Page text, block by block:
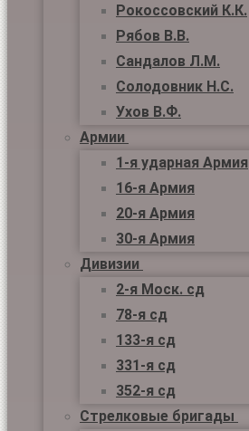
Рокоссовский К.К.
Рябов В.В.
Сандалов Л.М.
Солодовник Н.С.
Ухов В.Ф.
Армии
1-я ударная Армия
16-я Армия
20-я Армия
30-я Армия
Дивизии
2-я Моск. сд
78-я сд
133-я сд
331-я сд
352-я сд
Стрелковые бригады